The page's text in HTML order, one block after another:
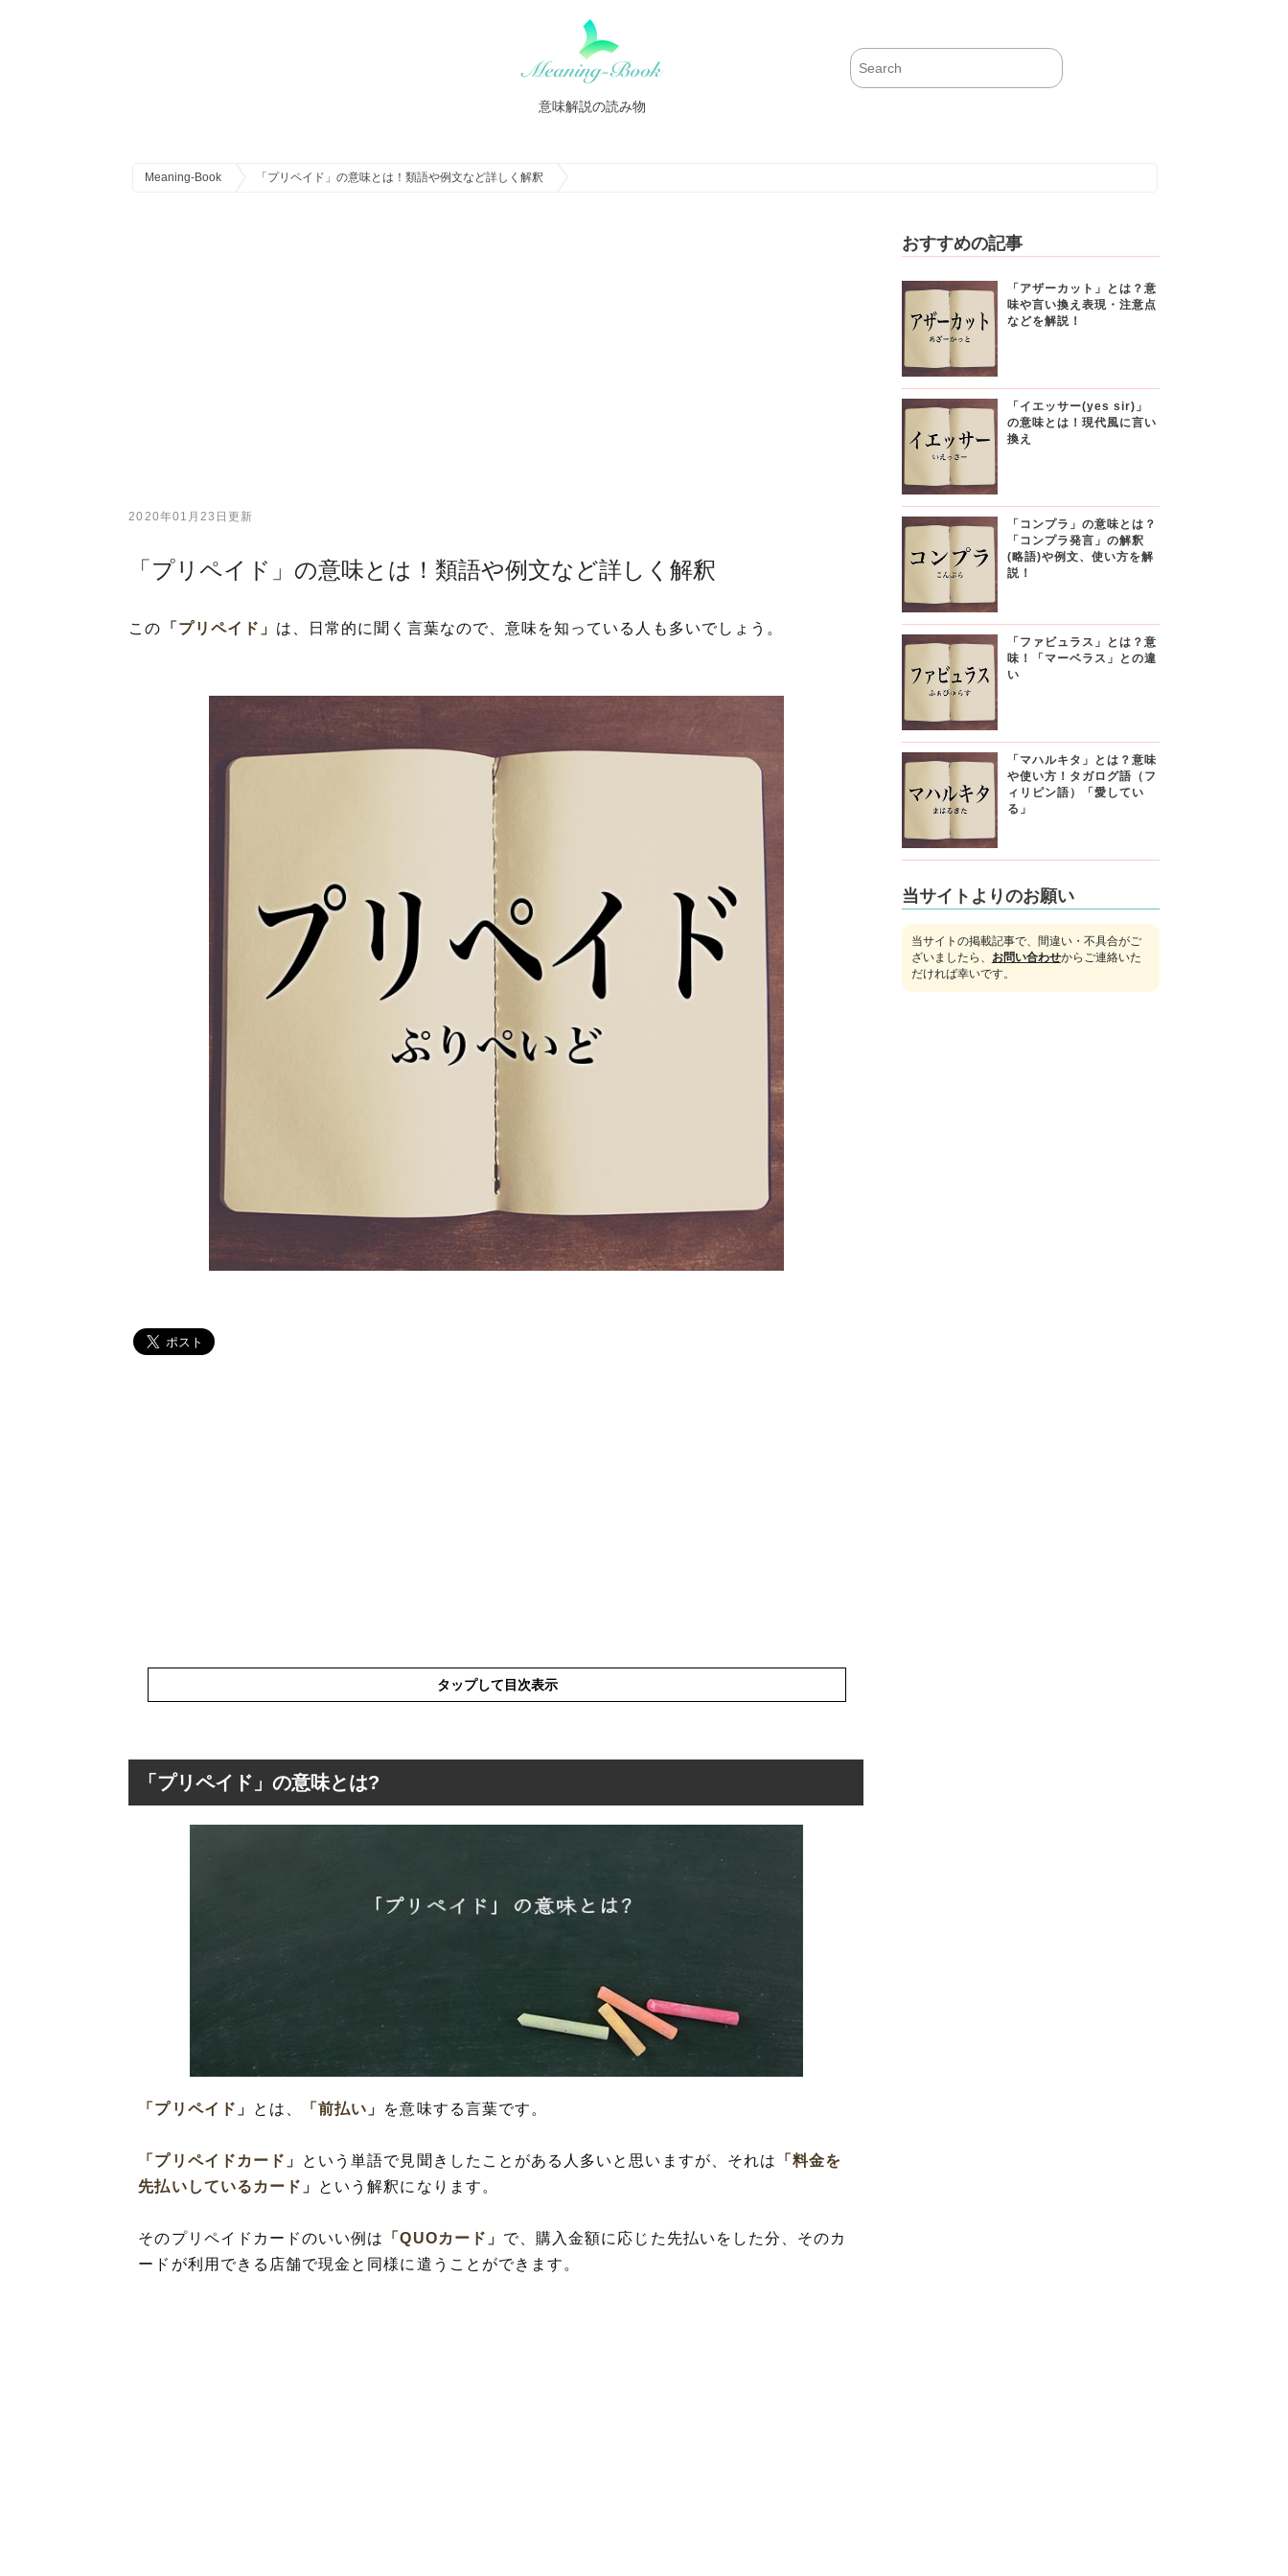
意味解説の読み物
Meaning-Book 「プリペイド」の意味とは！類語や例文など詳しく解釈
2020年01月23日更新
「プリペイド」の意味とは！類語や例文など詳しく解釈
この 「プリペイド」 は、日常的に聞く言葉なので、意味を知っている人も多いでしょう。
タップして目次表示
「プリペイド」の表現の使い方
「プリペイド」の類語や類義語
「プリペイド」の意味とは?
「プリペイド」 とは、 「前払い」 を意味する言葉です。
「プリペイドカード」 という単語で見聞きしたことがある人多いと思いますが、それは
「料金を
先払いしているカード」
という解釈になります。
そのプリペイドカードのいい例は 「QUOカード」 で、購入金額に応じた先払いをした分、そのカ
ードが利用できる店舗で現金と同様に遣うことができます。
おすすめの記事
「アザーカット」とは？意
味や言い換え表現・注意点
などを解説！
「イエッサー(yes sir)」
の意味とは！現代風に言い
換え
「コンプラ」の意味とは？
「コンプラ発言」の解釈
(略語)や例文、使い方を解
説！
「ファビュラス」とは？意
味！「マーベラス」との違
い
「マハルキタ」とは？意味
や使い方！タガログ語（フ
ィリピン語）「愛してい
る」
当サイトよりのお願い
当サイトの掲載記事で、間違い・不具合がご
ざいましたら、 お問い合わせからご連絡いた
だければ幸いです。